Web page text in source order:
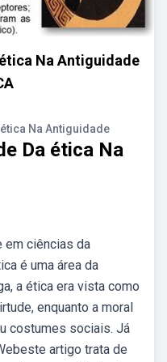
Na Antiguidade
Na Antiguidade
Da ética Na
ciências da
é uma área da
a ética era vista como
enquanto a moral
costumes sociais. Já
artigo trata de